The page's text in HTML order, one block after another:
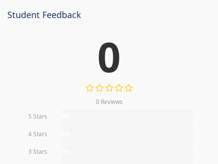
Student Feedback
0
0 Reviews
5 Stars
4 Stars
3 Stars